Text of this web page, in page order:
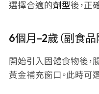
選擇合適的劑型後，正
6個月–2歲（副食品
開始引入固體食物後，
黃金補充窗口。此時可